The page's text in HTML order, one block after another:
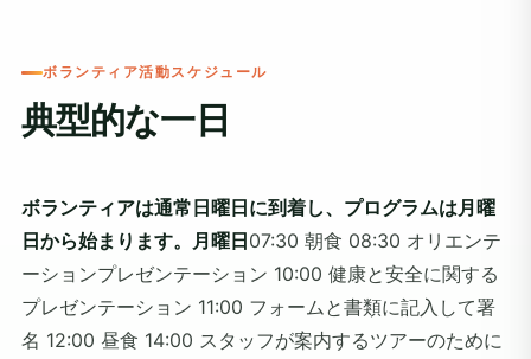
ボランティア活動スケジュール
典型的な一日
ボランティアは通常日曜日に到着し、プログラムは月曜
日から始まります。
月曜日07:30 朝食 08:30 オリエンテ
ーションプレゼンテーション 10:00 健康と安全に関する
プレゼンテーション 11:00 フォームと書類に記入して署
名 12:00 昼食 14:00 スタッフが案内するツアーのために